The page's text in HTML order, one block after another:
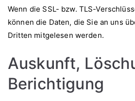
Wenn die SSL- bzw. TLS-
können die Daten, die Sie an uns
Dritten mitgelesen werden.
Auskunft,
Berichtigung